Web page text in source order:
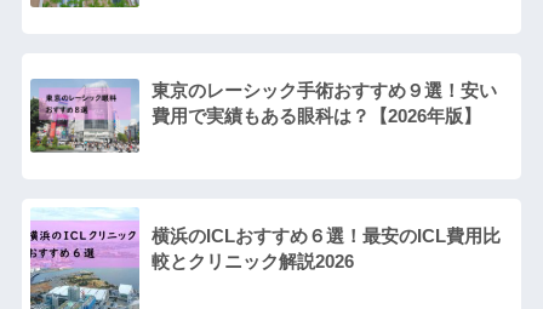
東京のレーシック手術おすすめ９選！安い
費用で実績もある眼科は？【2026年版】
横浜のICLおすすめ６選！最安のICL費用比
較とクリニック解説2026